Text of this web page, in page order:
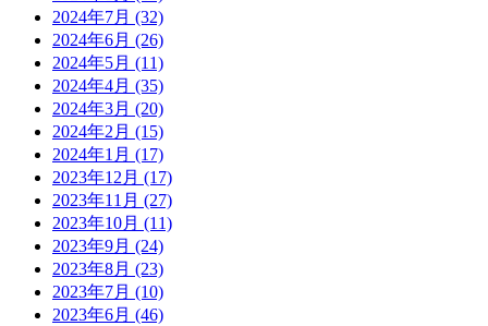
2024年7月 (32)
2024年6月 (26)
2024年5月 (11)
2024年4月 (35)
2024年3月 (20)
2024年2月 (15)
2024年1月 (17)
2023年12月 (17)
2023年11月 (27)
2023年10月 (11)
2023年9月 (24)
2023年8月 (23)
2023年7月 (10)
2023年6月 (46)